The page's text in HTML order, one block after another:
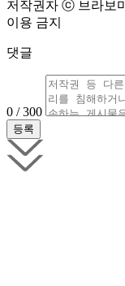
저작권자 ⓒ 브라보
이용 금지
댓글
0 / 300